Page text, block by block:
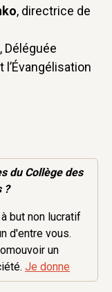
, directrice de
, Déléguée
du Collège des
?
but non lucratif
d'entre vous.
un
Je donne